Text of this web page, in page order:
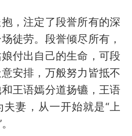
，注定了段誉所有的深
徒劳。段誉倾尽所有，
付出自己的生命，可段
安排，万般努力皆抵不
王语嫣分道扬镳，王语
妻，从一开始就是“上